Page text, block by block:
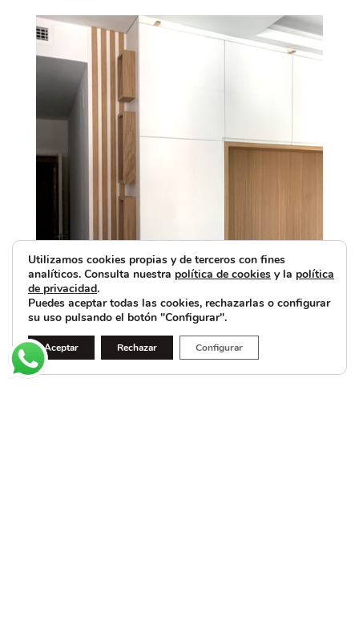
Utilizamos cookies propias y de terceros con fines
analíticos. Consulta nuestra política de cookies y la política
de privacidad.
Puedes aceptar todas las cookies, rechazarlas o configurar
su uso pulsando el botón "Configurar".
Aceptar Rechazar Configurar